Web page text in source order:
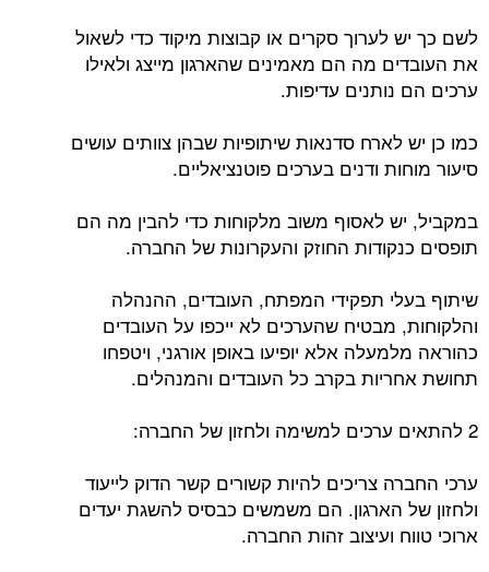
לשם כך יש לערוך סקרים או קבוצות מיקוד כדי לשאול
את העובדים מה הם מאמינים שהארגון מייצג ולאילו
ערכים הם נותנים עדיפות.
כמו כן יש לארח סדנאות שיתופיות שבהן צוותים עושים
סיעור מוחות ודנים בערכים פוטנציאליים.
במקביל, יש לאסוף משוב מלקוחות כדי להבין מה הם
תופסים כנקודות החוזק והעקרונות של החברה.
שיתוף בעלי תפקידי המפתח, העובדים, ההנהלה
והלקוחות, מבטיח שהערכים לא ייכפו על העובדים
כהוראה מלמעלה אלא יופיעו באופן אורגני, ויטפחו
תחושת אחריות בקרב כל העובדים והמנהלים.
2 להתאים ערכים למשימה ולחזון של החברה:
ערכי החברה צריכים להיות קשורים קשר הדוק לייעוד
ולחזון של הארגון. הם משמשים כבסיס להשגת יעדים
ארוכי טווח ועיצוב זהות החברה.